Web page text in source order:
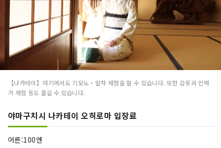
【나카테이】여기에서도 기모노・말차 체험을 할 수 있습니다. 또한 갑옷과 인력
거 체험 등도 즐길 수 있습니다.
야마구치시 나카테이 오히로마 입장료
어른:100엔